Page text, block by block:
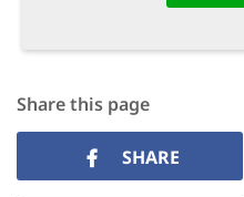
Share this page
SHARE